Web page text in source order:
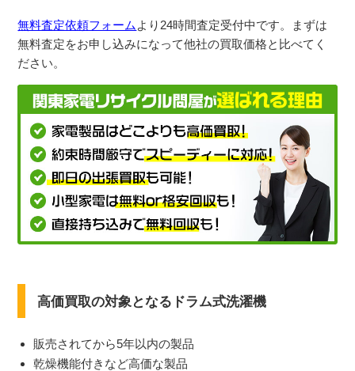
無料査定依頼フォーム より 24時間査定受付中です。まずは
無料査定をお申し込みになって他社の買取価格と比べてく
ださい。
高価買取の対象となるドラム式洗濯機
販売されてから5年以内の製品
乾燥機能付きなど高価な製品